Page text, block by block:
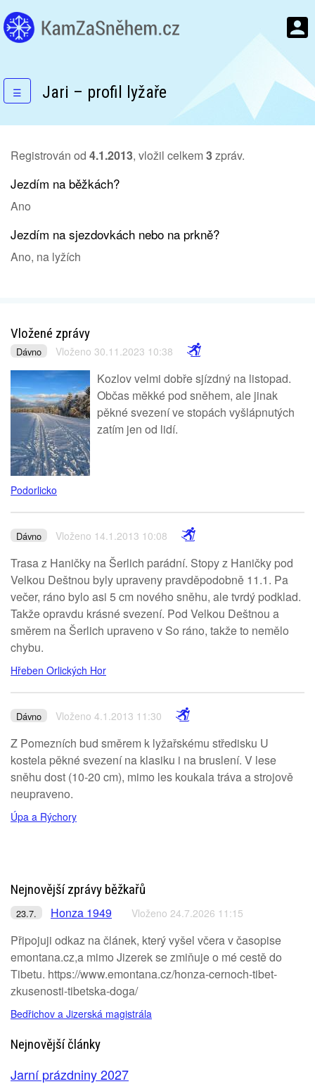
☰ Jari – profil lyžaře
Registrován od 4.1.2013, vložil celkem3zpráv.
Jezdím na běžkách?
Ano
Jezdím na sjezdovkách nebo na prkně?
Ano, na lyžích
Vložené zprávy
Dávno Vloženo 30.11.2023 10:38
Kozlov velmi dobře sjízdný na listopad.
Občas měkké pod sněhem, ale jinak
pěkné svezení ve stopách vyšlápnutých
zatím jen od lidí.
Podorlicko
Dávno Vloženo 14.1.2013 10:08
Trasa z Haničky na Šerlich parádní. Stopy z Haničky pod
Velkou Deštnou byly upraveny pravděpodobně 11.1. Pa
večer, ráno bylo asi 5 cm nového sněhu, ale tvrdý podklad.
Takže opravdu krásné svezení. Pod Velkou Deštnou a
směrem na Šerlich upraveno v So ráno, takže to nemělo
chybu.
Hřeben Orlických Hor
Dávno Vloženo 4.1.2013 11:30
Z Pomezních bud směrem k lyžařskému středisku U
kostela pěkné svezení na klasiku i na bruslení. V lese
sněhu dost (10-20 cm), mimo les koukala tráva a strojově
neupraveno.
Úpa a Rýchory
Nejnovější zprávy běžkařů
23.7. Honza 1949 Vloženo 24.7.2026 11:15
Připojuji odkaz na článek, který vyšel včera v časopise
emontana.cz,a mimo Jizerek se zmiňuje o mé cestě do
Tibetu. https://www.emontana.cz/honza-cernoch-tibet-
zkusenosti-tibetska-doga/
Bedřichov a Jizerská magistrála
Nejnovější články
Jarní prázdniny 2027